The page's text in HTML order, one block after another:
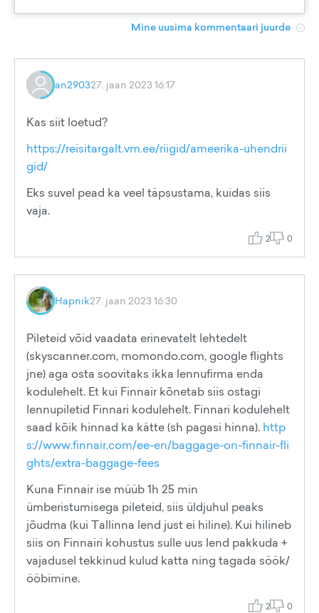
Mine uusima kommentaari juurde
an290327. jaan 2023 16:17
Kas siit loetud?
https://reisitargalt.vm.ee/riigid/ameerika-uhendrii
gid/
Eks suvel pead ka veel täpsustama, kuidas siis
vaja.
2 0
Hapnik27. jaan 2023 16:30
Pileteid võid vaadata erinevatelt lehtedelt
(skyscanner.com, momondo.com, google flights
jne) aga osta soovitaks ikka lennufirma enda
kodulehelt. Et kui Finnair kõnetab siis ostagi
lennupiletid Finnari kodulehelt. Finnari kodulehelt
saad kõik hinnad ka kätte (sh pagasi hinna). http
s://www.finnair.com/ee-en/baggage-on-finnair-fli
ghts/extra-baggage-fees
Kuna Finnair ise müüb 1h 25 min
ümberistumisega pileteid, siis üldjuhul peaks
jõudma (kui Tallinna lend just ei hiline). Kui hilineb
siis on Finnairi kohustus sulle uus lend pakkuda +
vajadusel tekkinud kulud katta ning tagada söök/
ööbimine.
2 0